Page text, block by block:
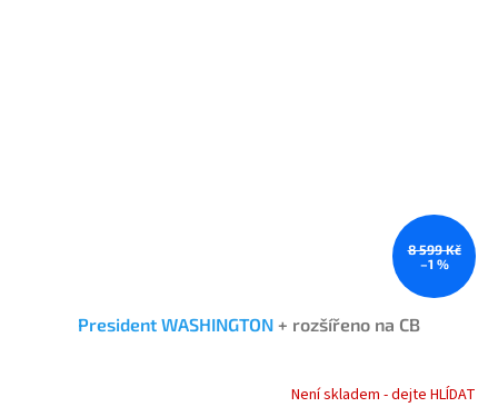
8 599 Kč
–1 %
President WASHINGTON + rozšířeno na CB
Není skladem - dejte HLÍDAT